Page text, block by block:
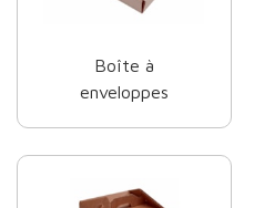
Boîte à
enveloppes